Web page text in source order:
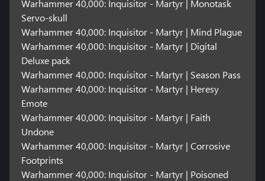
Warhammer 40,000: Inquisitor - Martyr | Monotask
Servo-skull
Warhammer 40,000: Inquisitor - Martyr | Mind Plague
Warhammer 40,000: Inquisitor - Martyr | Digital
Deluxe pack
Warhammer 40,000: Inquisitor - Martyr | Season Pass
Warhammer 40,000: Inquisitor - Martyr | Heresy
Emote
Warhammer 40,000: Inquisitor - Martyr | Faith
Undone
Warhammer 40,000: Inquisitor - Martyr | Corrosive
Footprints
Warhammer 40,000: Inquisitor - Martyr | Poisoned